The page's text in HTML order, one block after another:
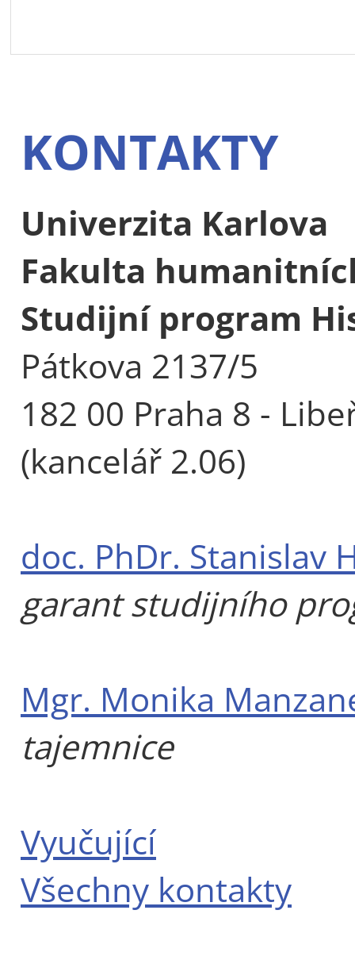
KONTAKTY
Univerzita Karlova
Fakulta
Studijní program
Pátkova 2137/5
182 00 Praha 8 -
(kancelář 2.06)
doc. PhDr. Stanislav
garant studijního
Mgr. Monika
tajemnice
Vyučující
Všechny kontakty